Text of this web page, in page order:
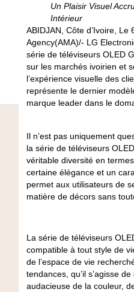
Un Plaisir Visuel
Intérieur
ABIDJAN, Côte d’Ivoire,
Agency(AMA)/- LG
série de téléviseurs OLED
sur les marchés ivoirien et
l’expérience visuelle des
représente le dernier
marque leader dans le
Il n’est pas uniquement
la série de téléviseurs
véritable diversité en
certaine élégance et un
permet aux utilisateurs de
matière de décors sans
La série de téléviseurs
compatible à tout style de
de l’espace de vie
tendances, qu’il s’agisse
audacieuse de la couleur,